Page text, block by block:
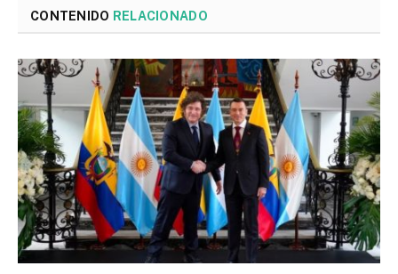
CONTENIDO RELACIONADO